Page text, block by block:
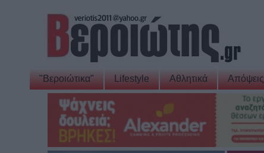
"Βεροιώτικα" Lifestyle Αθλητικά Απόψεις